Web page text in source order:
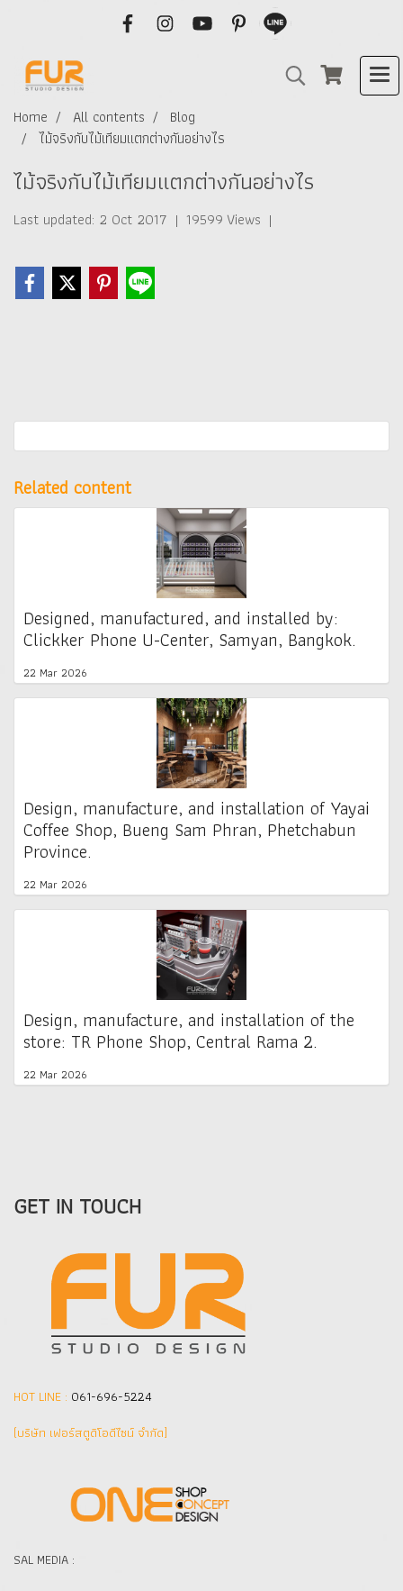
Home All contents
Blog
ไม้จริงกับไม้เทียมแตกต่างกันอย่างไร
ไม้จริงกับไม้เทียมแตกต่างกันอย่างไร
Last updated: 2 Oct 2017 | 19599 Views |
Related content
Designed, manufactured, and installed by:
Clickker Phone U-Center, Samyan, Bangkok.
22 Mar 2026
Design, manufacture, and installation of Yayai
Coffee Shop, Bueng Sam Phran, Phetchabun
Province.
22 Mar 2026
Design, manufacture, and installation of the
store: TR Phone Shop, Central Rama 2.
22 Mar 2026
GET IN TOUCH
HOT LINE : 061-696-5224
(บริษัท เฟอร์สตูดิโอดีไซน์ จำกัด]
SAL MEDIA :